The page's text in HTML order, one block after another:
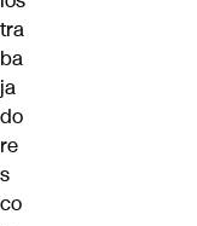
tra
ba
ja
do
re
s
co